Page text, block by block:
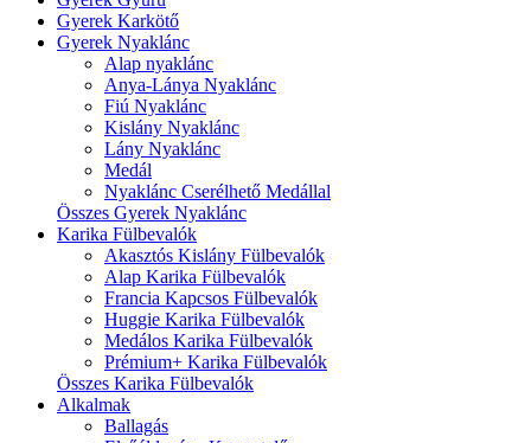
Gyerek Karkötő
Gyerek Nyaklánc
Alap nyaklánc
Anya-Lánya Nyaklánc
Fiú Nyaklánc
Kislány Nyaklánc
Lány Nyaklánc
Medál
Nyaklánc Cserélhető Medállal
Összes Gyerek Nyaklánc
Karika Fülbevalók
Akasztós Kislány Fülbevalók
Alap Karika Fülbevalók
Francia Kapcsos Fülbevalók
Huggie Karika Fülbevalók
Medálos Karika Fülbevalók
Prémium+ Karika Fülbevalók
Összes Karika Fülbevalók
Alkalmak
Ballagás